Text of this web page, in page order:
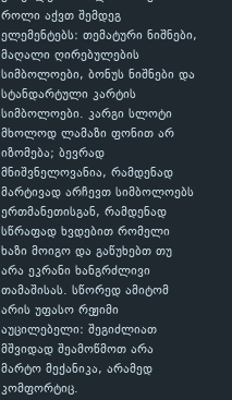
როლი აქვთ შემდეგ
ელემენტებს: თემატური ნიშნები,
მაღალი ღირებულების
სიმბოლოები, ბონუს ნიშნები და
სტანდარტული კარტის
სიმბოლოები. კარგი სლოტი
მხოლოდ ლამაზი ფონით არ
იზომება; ბევრად
მნიშვნელოვანია, რამდენად
მარტივად არჩევთ სიმბოლოებს
ერთმანეთისგან, რამდენად
სწრაფად ხვდებით რომელი
ხაზი მოიგო და გაწუხებთ თუ
არა ეკრანი ხანგრძლივი
თამაშისას. სწორედ ამიტომ
არის უფასო რეჟიმი
აუცილებელი: შეგიძლიათ
მშვიდად შეამოწმოთ არა
მარტო მექანიკა, არამედ
კომფორტიც.